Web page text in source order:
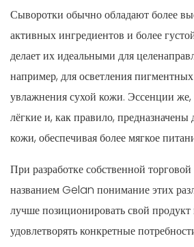
Сыворотки обычно обладают более
активных ингредиентов и более
делает их идеальными для
например, для осветления
увлажнения сухой кожи. Эссенции же,
лёгкие и, как правило, предназначены
кожи, обеспечивая более мягкое
При разработке собственной
названием Gelan понимание этих
лучше позиционировать свой
удовлетворять конкретные